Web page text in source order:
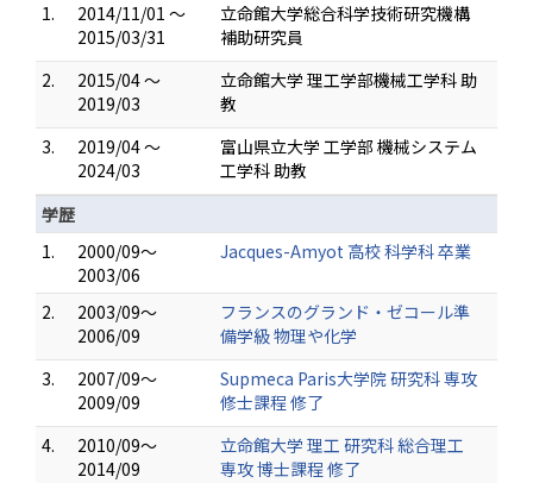
1.
2014/11/01 ～
2015/03/31
立命館大学総合科学技術研究機構
補助研究員
2.
2015/04 ～
2019/03
立命館大学 理工学部機械工学科 助
教
3.
2019/04 ～
2024/03
富山県立大学 工学部 機械システム
工学科 助教
学歴
1.
2000/09～
2003/06
Jacques-Amyot 高校 科学科 卒業
2.
2003/09～
2006/09
フランスのグランド・ゼコール準
備学級 物理や化学
3.
2007/09～
2009/09
Supmeca Paris大学院 研究科 専攻
修士課程 修了
4.
2010/09～
2014/09
立命館大学 理工 研究科 総合理工
専攻 博士課程 修了